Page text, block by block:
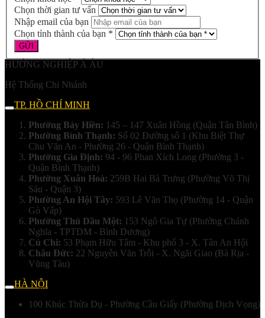
Chọn thời gian tư vấn
Nhập email của bạn
Chọn tỉnh thành của bạn *
HƯỚNG NGHIỆP Á ÂU
Hệ Thống Chi Nhánh
TP. HỒ CHÍ MINH
Phường Bảy Hiền: 145 – 147 Xuân Hồng (Quận Tân Bình)
Phường Bình Thạnh: Số 02 Đường số 1 (Khu Biệt Thự
Chu Văn An - Phường 26 - Quận Bình Thạnh)
Phường Gia Định: 94 - 96 Phan Xích Long (Phường 3 -
Quận Bình Thạnh)
Phường Xuân Hoà: 259B Hai Bà Trưng (Phường Võ Thị
Sáu - Quận 3)
Phường An Hội Tây: 593 Lê Văn Thọ (Phường 14 - Quận
Gò Vấp)
Phường Thủ Dầu Một: 153 Ngô Gia Tự (Phường Chánh
Nghĩa - TPTDM - Bình Dương)
Củ Chi: 53 Phạm Hữu Tâm - Khu phố 3 - X. Tân An Hội
Châu Đức: 22 Nguyễn Văn Trỗi - X. Ngãi Giao (Bà Rịa -
Vũng Tàu)
HÀ NỘI
100 Khúc Thừa Dụ - Phường Cầu Giấy (Phường Dịch Vọng)